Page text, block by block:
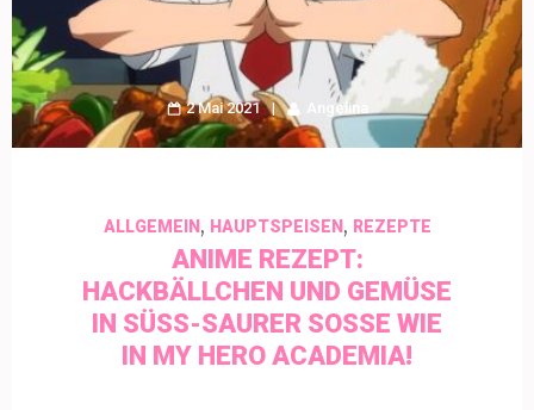
2 Mai 2021 Angelina
ALLGEMEIN, HAUPTSPEISEN, REZEPTE
ANIME REZEPT:
HACKBÄLLCHEN UND GEMÜSE
IN SÜSS-SAURER SOSSE WIE IN
MY HERO ACADEMIA!